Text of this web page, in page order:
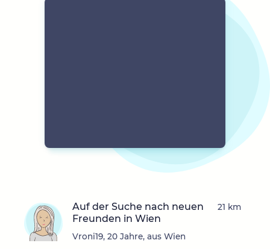
Auf der Suche nach neuen
Freunden in Wien
Vroni19, 20 Jahre, aus Wien
21 km